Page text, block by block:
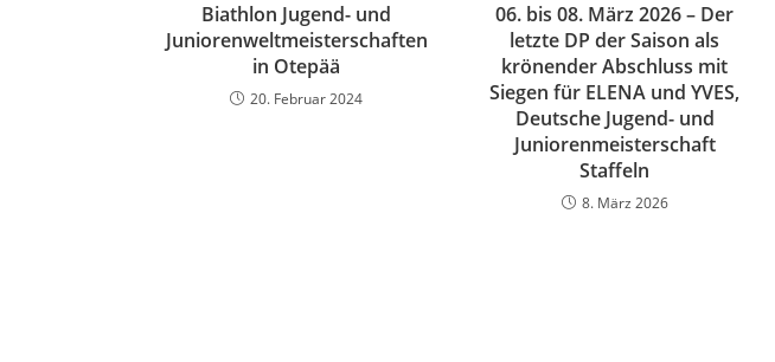
Biathlon Jugend- und
Juniorenweltmeisterschaften
in Otepää
20. Februar 2024
06. bis 08. März 2026 – Der
letzte DP der Saison als
krönender Abschluss mit
Siegen für ELENA und YVES,
Deutsche Jugend- und
Juniorenmeisterschaft
Staffeln
8. März 2026